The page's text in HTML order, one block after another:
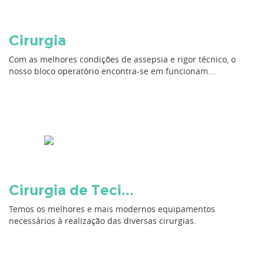
Cirurgia
Com as melhores condições de assepsia e rigor técnico, o
nosso bloco operatório encontra-se em funcionam...
Cirurgia de Teci...
Temos os melhores e mais modernos equipamentos
necessários à realização das diversas cirurgias.